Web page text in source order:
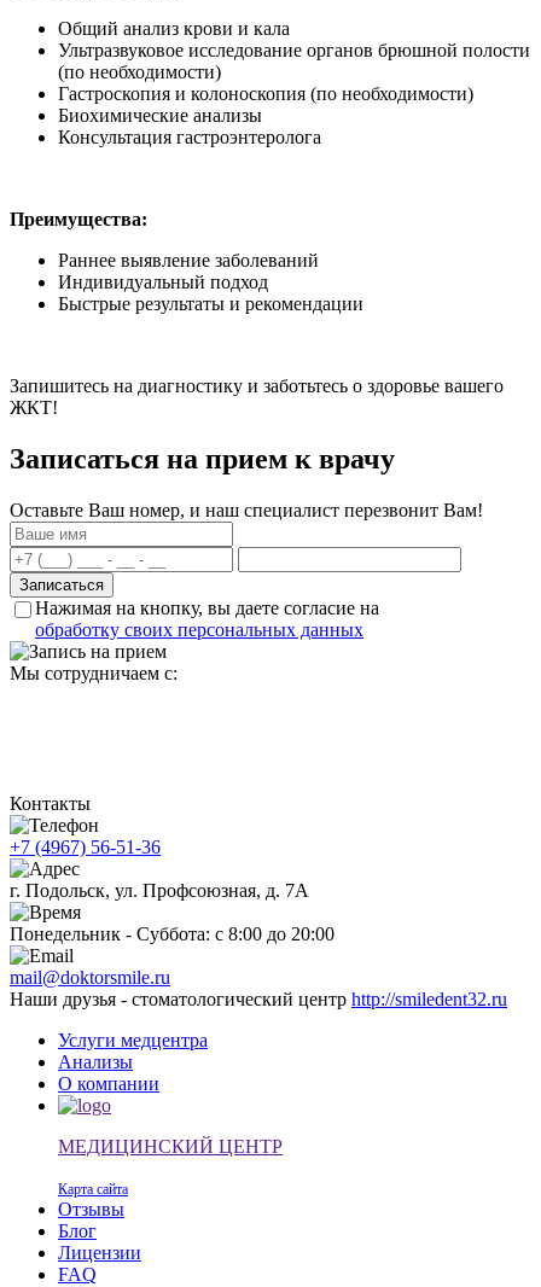
Общий анализ крови и кала
Ультразвуковое исследование органов брюшной полости
(по необходимости)
Гастроскопия и колоноскопия (по необходимости)
Биохимические анализы
Консультация гастроэнтеролога
Преимущества:
Раннее выявление заболеваний
Индивидуальный подход
Быстрые результаты и рекомендации
Запишитесь на диагностику и заботьтесь о здоровье вашего
ЖКТ!
Записаться на прием к врачу
Оставьте Ваш номер, и наш специалист перезвонит Вам!
Нажимая на кнопку, вы даете согласие на
обработку своих персональных данных
Мы сотрудничаем с:
Контакты
+7 (4967) 56-51-36
г. Подольск, ул. Профсоюзная, д. 7А
Понедельник - Суббота: с 8:00 до 20:00
mail@doktorsmile.ru
Наши друзья - стоматологический центр http://smiledent32.ru
Услуги медцентра
Анализы
О компании
МЕДИЦИНСКИЙ ЦЕНТР
Карта сайта
Отзывы
Блог
Лицензии
FAQ